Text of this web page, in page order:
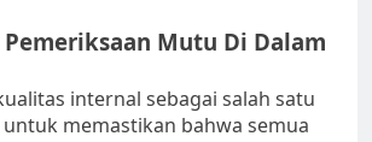
Mutu Di Dalam
internal sebagai salah satu
memastikan bahwa semua